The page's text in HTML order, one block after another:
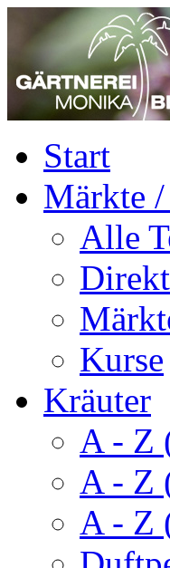
Start
Märkte
Alle
Kurse
Kräuter
A - Z
A - Z
A - Z